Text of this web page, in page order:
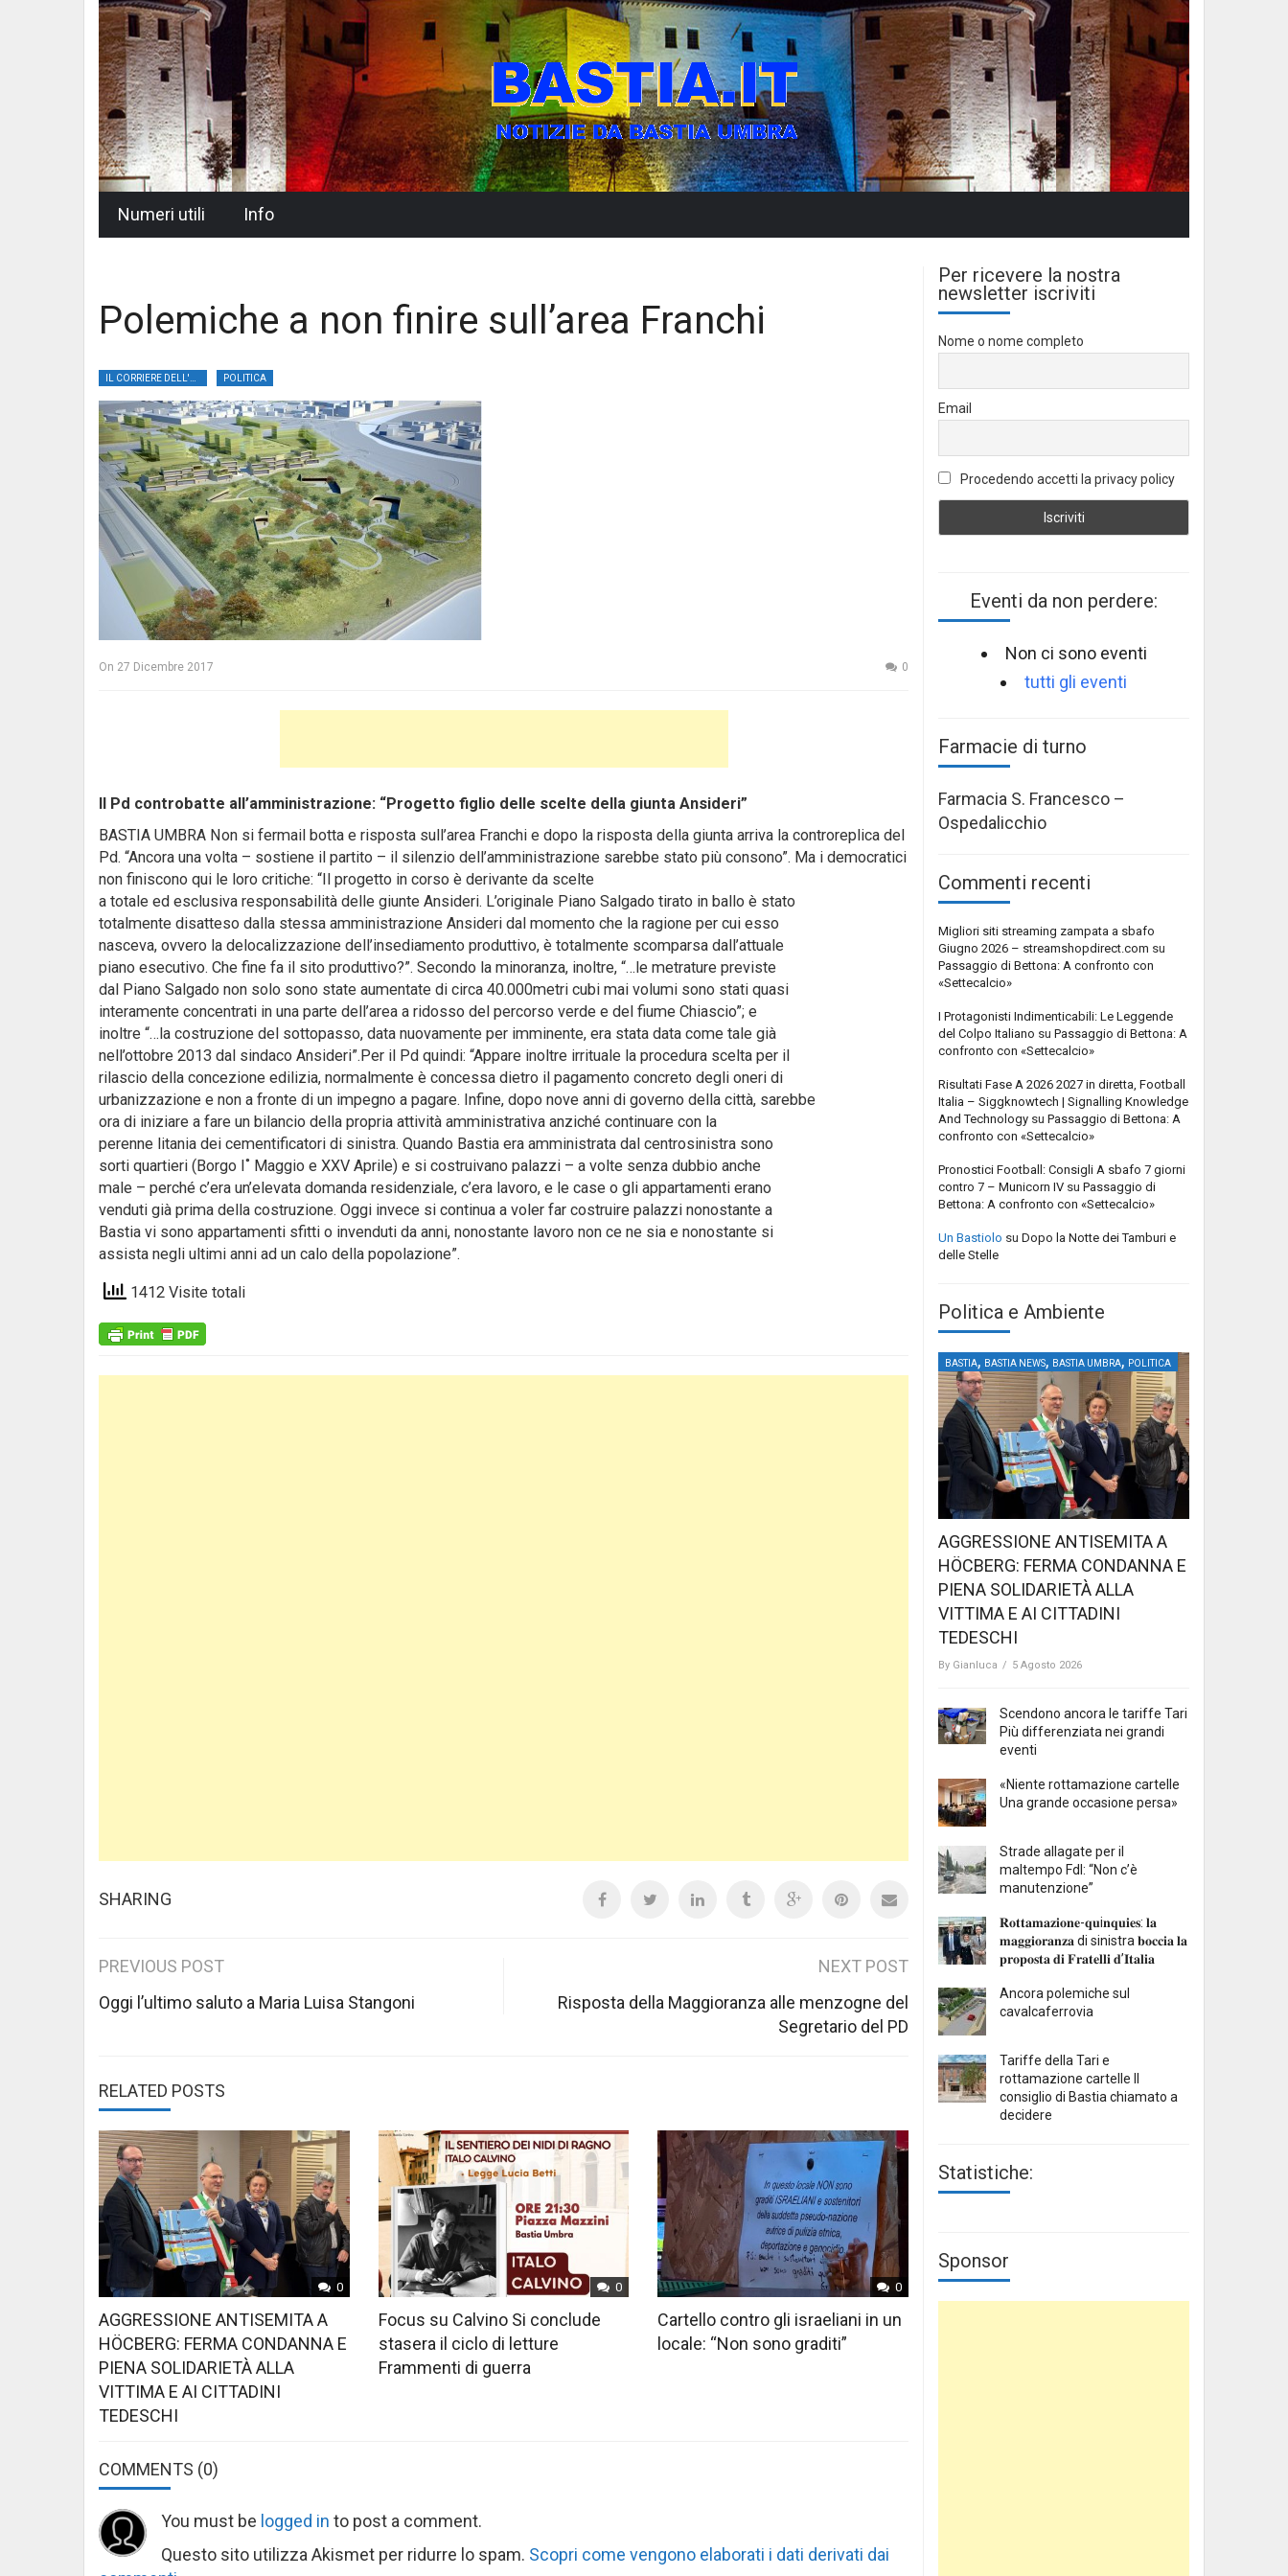
Numeri utili Info
Polemiche a non finire sull’area Franchi
POLITICA
On 27 Dicembre 2017 0
Il Pd controbatte all’amministrazione: “Progetto figlio delle scelte della giunta Ansideri”
BASTIA UMBRA Non si fermail botta e risposta sull’area Franchi e dopo la risposta della giunta arriva la controreplica del
Pd. “Ancora una volta – sostiene il partito – il silenzio dell’amministrazione sarebbe stato più consono”. Ma i democratici
non finiscono qui le loro critiche: “Il progetto in corso è derivante da scelte
a totale ed esclusiva responsabilità delle giunte Ansideri. L’originale Piano Salgado tirato in ballo è stato
totalmente disatteso dalla stessa amministrazione Ansideri dal momento che la ragione per cui esso
nasceva, ovvero la delocalizzazione dell’insediamento produttivo, è totalmente scomparsa dall’attuale
piano esecutivo. Che fine fa il sito produttivo?”. Secondo la minoranza, inoltre, “…le metrature previste
dal Piano Salgado non solo sono state aumentate di circa 40.000metri cubi mai volumi sono stati quasi
interamente concentrati in una parte dell’area a ridosso del percorso verde e del fiume Chiascio”; e
inoltre “…la costruzione del sottopasso, data nuovamente per imminente, era stata data come tale già
nell’ottobre 2013 dal sindaco Ansideri”.Per il Pd quindi: “Appare inoltre irrituale la procedura scelta per il
rilascio della concezione edilizia, normalmente è concessa dietro il pagamento concreto degli oneri di
urbanizzazione e non a fronte di un impegno a pagare. Infine, dopo nove anni di governo della città, sarebbe
ora di iniziare a fare un bilancio della propria attività amministrativa anziché continuare con la
perenne litania dei cementificatori di sinistra. Quando Bastia era amministrata dal centrosinistra sono
sorti quartieri (Borgo I˚ Maggio e XXV Aprile) e si costruivano palazzi – a volte senza dubbio anche
male – perché c’era un’elevata domanda residenziale, c’era lavoro, e le case o gli appartamenti erano
venduti già prima della costruzione. Oggi invece si continua a voler far costruire palazzi nonostante a
Bastia vi sono appartamenti sfitti o invenduti da anni, nonostante lavoro non ce ne sia e nonostante si
assista negli ultimi anni ad un calo della popolazione”.
1412 Visite totali
SHARING
Post
navigation
PREVIOUS POST
Oggi l’ultimo saluto a Maria Luisa Stangoni
NEXT POST
Risposta della Maggioranza alle menzogne del
Segretario del PD
RELATED POSTS
0
AGGRESSIONE ANTISEMITA A
HÖCBERG: FERMA CONDANNA E
PIENA SOLIDARIETÀ ALLA
VITTIMA E AI CITTADINI
TEDESCHI
0
Focus su Calvino Si conclude
stasera il ciclo di letture
Frammenti di guerra
0
Cartello contro gli israeliani in un
locale: “Non sono graditi”
COMMENTS (0)
You must be logged in to post a comment.
Questo sito utilizza Akismet per ridurre lo spam. Scopri come vengono elaborati i dati derivati dai
Per ricevere la nostra
newsletter iscriviti
Nome o nome completo
Email
Procedendo accetti la privacy policy
Eventi da non perdere:
Non ci sono eventi
tutti gli eventi
Farmacie di turno
Farmacia S. Francesco –
Ospedalicchio
Commenti recenti
Migliori siti streaming zampata a sbafo
Giugno 2026 – streamshopdirect.com su
Passaggio di Bettona: A confronto con
«Settecalcio»
I Protagonisti Indimenticabili: Le Leggende
del Colpo Italiano su Passaggio di Bettona: A
confronto con «Settecalcio»
Risultati Fase A 2026 2027 in diretta, Football
Italia – Siggknowtech | Signalling Knowledge
And Technology su Passaggio di Bettona: A
confronto con «Settecalcio»
Pronostici Football: Consigli A sbafo 7 giorni
contro 7 – Municorn IV su Passaggio di
Bettona: A confronto con «Settecalcio»
Un Bastiolo su Dopo la Notte dei Tamburi e
delle Stelle
Politica e Ambiente
BASTIA, BASTIA NEWS, BASTIA UMBRA, POLITICA
AGGRESSIONE ANTISEMITA A
HÖCBERG: FERMA CONDANNA E
PIENA SOLIDARIETÀ ALLA
VITTIMA E AI CITTADINI
TEDESCHI
By Gianluca / 5 Agosto 2026
Scendono ancora le tariffe Tari
Più differenziata nei grandi
eventi
«Niente rottamazione cartelle
Una grande occasione persa»
Strade allagate per il
maltempo FdI: “Non c’è
manutenzione”
𝐑𝐨𝐭𝐭𝐚𝐦𝐚𝐳𝐢𝐨𝐧𝐞-𝐪𝐮i𝐧𝐪𝐮𝐢𝐞𝐬: 𝐥𝐚
𝐦𝐚𝐠𝐠𝐢𝐨𝐫𝐚𝐧𝐳𝐚 di sinistra 𝐛𝐨𝐜𝐜𝐢𝐚 𝐥𝐚
𝐩𝐫𝐨𝐩𝐨𝐬𝐭𝐚 𝐝𝐢 𝐅𝐫𝐚𝐭𝐞𝐥𝐥𝐢 𝐝’𝐈𝐭𝐚𝐥𝐢𝐚
Ancora polemiche sul
cavalcaferrovia
Tariffe della Tari e
rottamazione cartelle Il
consiglio di Bastia chiamato a
decidere
Statistiche:
Sponsor